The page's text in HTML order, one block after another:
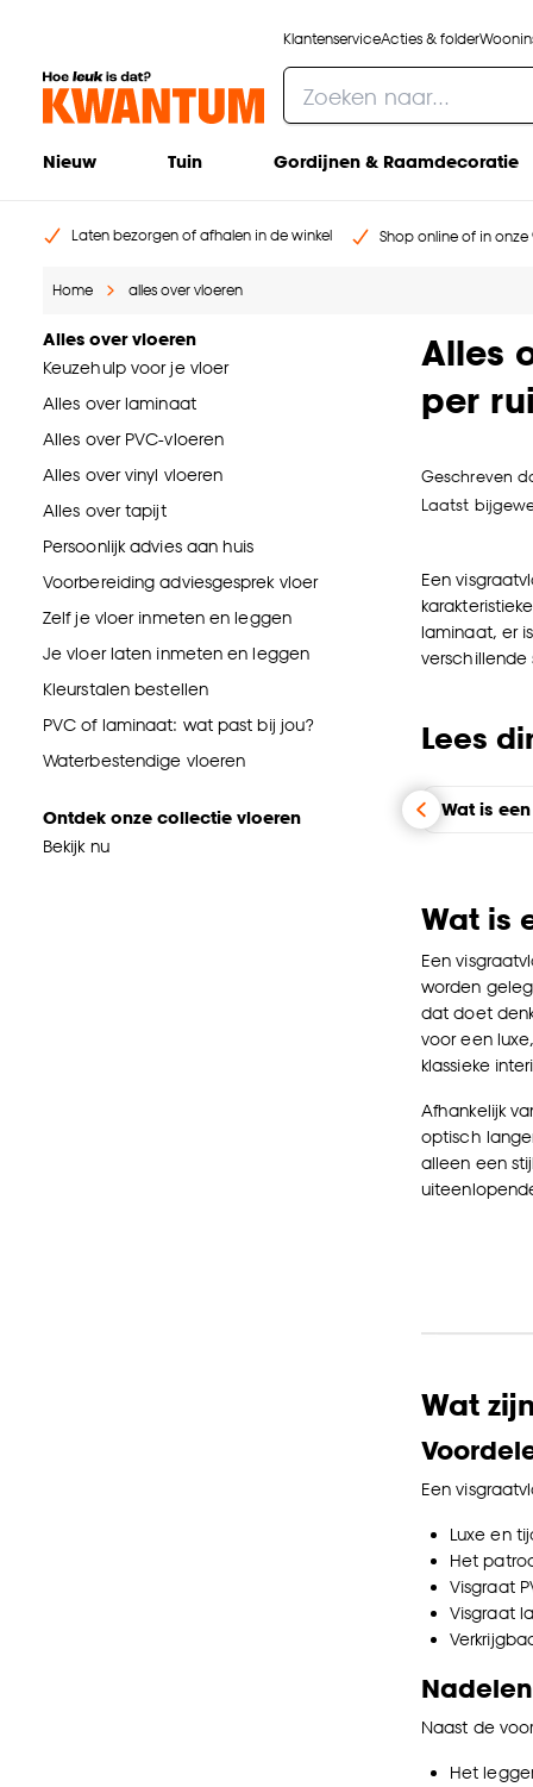
KlantenserviceActies & folder
Nieuw Tuin Gordijnen & Raamdecoratie
Laten bezorgen of afhalen in de winkel Shop online of in onze
Home alles over vloeren
Alles over vloeren
Keuzehulp voor je vloer
Alles over laminaat
Alles over PVC-vloeren
Alles over vinyl vloeren
Alles over tapijt
Persoonlijk advies aan huis
Voorbereiding adviesgesprek vloer
Zelf je vloer inmeten en leggen
Je vloer laten inmeten en leggen
Kleurstalen bestellen
PVC of laminaat: wat past bij jou?
Waterbestendige vloeren
Ontdek onze collectie vloeren
Bekijk nu
Alles
per
Geschreven
Laatst
Een
laminaat, er
verschillende
Lees
Wat is
Wat is
Een
worden
dat doet
voor een
klassieke
Afhankelijk
optisch
alleen een
Wat
Een
Luxe en
Het
Visgraat
Visgraat
Naast de
Het